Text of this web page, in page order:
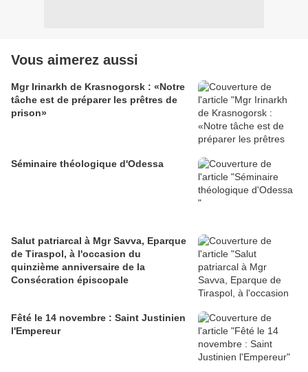
Vous aimerez aussi
Mgr Irinarkh de Krasnogorsk : «Notre
tâche est de préparer les prêtres de
prison»
Séminaire théologique d'Odessa
Salut patriarcal à Mgr Savva, Eparque
de Tiraspol, à l'occasion du
quinzième anniversaire de la
Consécration épiscopale
Fêté le 14 novembre : Saint Justinien
l'Empereur